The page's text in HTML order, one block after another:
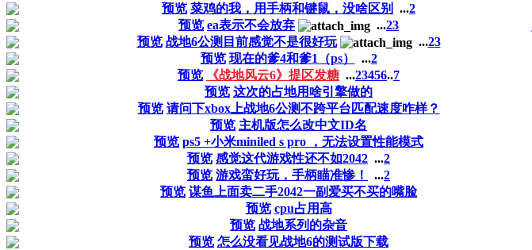
预览 菜鸡的我，用手柄和键鼠，没啥区别 ...2
预览 ea表示不会放弃 ...23
预览 战地6公测目前感觉不是很好玩 ...23
预览 现在的爹4和爹1（ps） ...2
预览
《战地风云6》提区发糖 ...23456..7
预览 这次的占地用啥引擎做的
预览 请问下xbox上战地6公测不跨平台匹配速度咋样？
预览 主机版怎么改中文ID名
预览 ps5 +小米miniled s pro ，无法设置性能模式
预览 感觉这代游戏性还不如2042 ...2
预览 游戏蛮好玩，手柄瞄准惨！ ...2
预览 谋鱼上面卖二手2042一副爱买不买的嘴脸
预览 cpu占用高
预览 战地系列的杂音
预览 怎么没看见战地6的测试版下载